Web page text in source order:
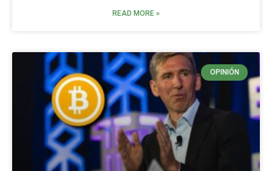
READ MORE »
OPINIÓN